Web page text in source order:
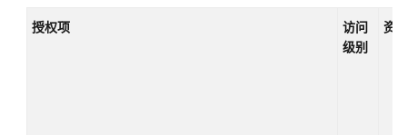
指
授权项
访问
级别
资